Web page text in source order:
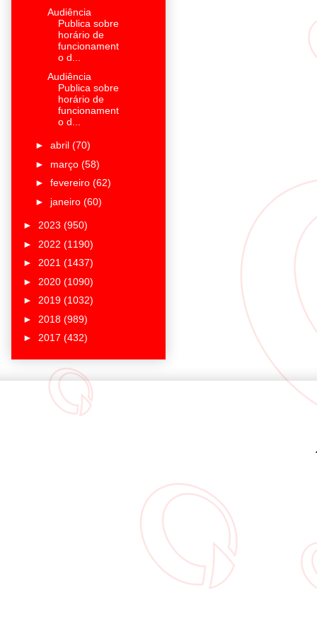
Audiência
Publica sobre
horário de
funcionament
o d...
Audiência
Publica sobre
horário de
funcionament
o d...
► abril (70)
► março (58)
► fevereiro (62)
► janeiro (60)
► 2023 (950)
► 2022 (1190)
► 2021 (1437)
► 2020 (1090)
► 2019 (1032)
► 2018 (989)
► 2017 (432)